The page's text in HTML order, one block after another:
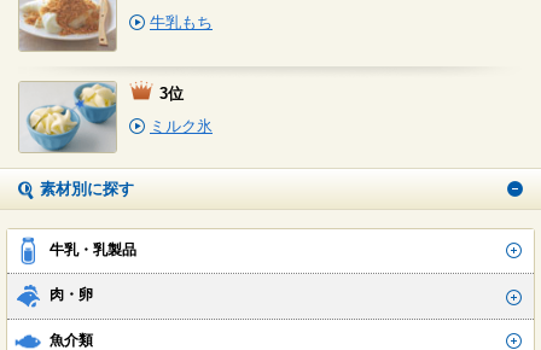
牛乳もち
3位
ミルク氷
素材別に探す
牛乳・乳製品
肉・卵
魚介類